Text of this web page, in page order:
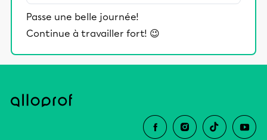
stimulants, Alloprof engage les élèves
et leurs parents dans la réussite
éducative.
Passe une belle journée!
Continue à travailler fort! 😉